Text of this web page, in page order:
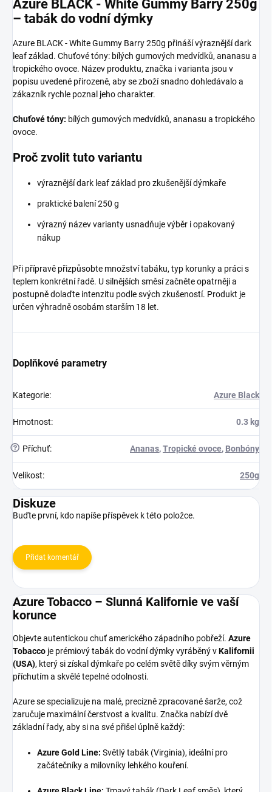
Azure BLACK - White Gummy Barry 250g
– tabák do vodní dýmky
Azure BLACK - White Gummy Barry 250g přináší výraznější dark
leaf základ. Chuťové tóny: bílých gumových medvídků, ananasu a
tropického ovoce. Název produktu, značka i varianta jsou v
popisu uvedené přirozeně, aby se zboží snadno dohledávalo a
zákazník rychle poznal jeho charakter.
Chuťové tóny: bílých gumových medvídků, ananasu a tropického
ovoce.
Proč zvolit tuto variantu
výraznější dark leaf základ pro zkušenější dýmkaře
praktické balení 250 g
výrazný název varianty usnadňuje výběr i opakovaný
nákup
Při přípravě přizpůsobte množství tabáku, typ korunky a práci s
teplem konkrétní řadě. U silnějších směsí začněte opatrněji a
postupně dolaďte intenzitu podle svých zkušeností. Produkt je
určen výhradně osobám starším 18 let.
Doplňkové parametry
Kategorie: Azure Black
Hmotnost: 0.3 kg
? Příchuť: Ananas,Tropické ovoce, Bonbóny
Velikost: 250g
Diskuze
Buďte první, kdo napíše příspěvek k této položce.
Přidat komentář
Azure Tobacco – Slunná Kalifornie ve vaší
korunce
Objevte autentickou chuť amerického západního pobřeží. Azure
Tobacco je prémiový tabák do vodní dýmky vyráběný vKalifornii
(USA), který si získal dýmkaře po celém světě díky svým věrným
příchutím a skvělé tepelné odolnosti.
Azure se specializuje na malé, precizně zpracované šarže, což
zaručuje maximální čerstvost a kvalitu. Značka nabízí dvě
základní řady, aby si na své přišel úplně každý:
Azure Gold Line: Světlý tabák (Virginia), ideální pro
začátečníky a milovníky lehkého kouření.